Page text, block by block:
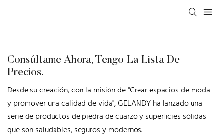
Consúltame Ahora, Tengo La Lista De
Precios.
Desde su creación, con la misión de "Crear espacios de moda
y promover una calidad de vida", GELANDY ha lanzado una
serie de productos de piedra de cuarzo y superficies sólidas
que son saludables, seguros y modernos.